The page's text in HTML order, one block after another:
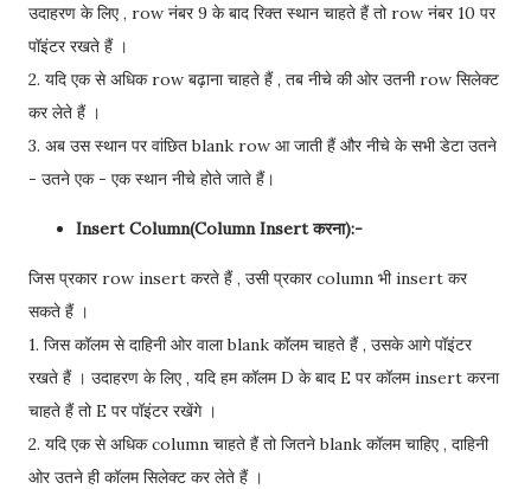
उदाहरण के लिए , row नंबर 9 के बाद रिक्त स्थान चाहते हैं तो row नंबर 10 पर
पॉइंटर रखते हैं ।
2. यदि एक से अधिक row बढ़ाना चाहते हैं , तब नीचे की ओर उतनी row सिलेक्ट
कर लेते हैं ।
3. अब उस स्थान पर वांछित blank row आ जाती हैं और नीचे के सभी डेटा उतने
- उतने एक - एक स्थान नीचे होते जाते हैं।
Insert Column(Column Insert करना):-
जिस प्रकार row insert करते हैं , उसी प्रकार column भी insert कर
सकते हैं ।
1. जिस कॉलम से दाहिनी ओर वाला blank कॉलम चाहते हैं , उसके आगे पॉइंटर
रखते हैं । उदाहरण के लिए , यदि हम कॉलम D के बाद E पर कॉलम insert करना
चाहते हैं तो E पर पॉइंटर रखेंगे ।
2. यदि एक से अधिक column चाहते हैं तो जितने blank कॉलम चाहिए , दाहिनी
ओर उतने ही कॉलम सिलेक्ट कर लेते हैं ।